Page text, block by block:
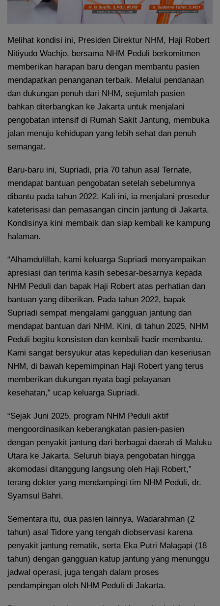
Melihat kondisi ini, Presiden Direktur NHM, Haji Robert
Nitiyudo Wachjo, bersama NHM Peduli berkomitmen
memberikan harapan baru dengan membantu pasien
mendapatkan penanganan terbaik. Melalui pendanaan
dan dukungan penuh dari NHM, sejumlah pasien
bahkan diterbangkan ke Jakarta untuk menjalani
pengobatan intensif di Rumah Sakit Jantung, membuka
jalan menuju kehidupan yang lebih sehat dan penuh
semangat.
Baru-baru ini, Supriadi, pria 70 tahun asal Ternate,
mendapat bantuan pengobatan setelah sebelumnya
dibantu pada tahun 2022. Kali ini, ia menjalani prosedur
kateterisasi dan pemasangan cincin jantung di Jakarta.
Kondisinya kini membaik dan siap kembali ke kampung
halaman.
“Alhamdulillah, kami keluarga Supriadi menyampaikan
apresiasi dan terima kasih sebesar-besarnya kepada
NHM Peduli dan bapak Haji Robert atas perhatian dan
bantuan yang diberikan. Pada tahun 2022, bapak
Supriadi sempat mengalami gangguan jantung dan
mendapat bantuan dari NHM. Kini, di tahun 2025, NHM
Peduli begitu konsisten dan kembali hadir membantu.
Kami sangat bersyukur atas kepedulian dan keseriusan
NHM, di bawah kepemimpinan Haji Robert yang terus
memberikan dukungan nyata bagi pelayanan
kesehatan,” ucap keluarga Supriadi.
“Sejak Juni 2025, program NHM Peduli aktif
mengoordinasikan keberangkatan pasien-pasien
dengan penyakit jantung dari berbagai daerah di Maluku
Utara ke Jakarta. Seluruh biaya pengobatan hingga
akomodasi ditanggung langsung oleh Haji Robert,”
terang dokter yang mendampingi tim NHM Peduli, dr.
Syamsul Bahri.
Sementara itu, dua pasien lainnya, Wadarahman (2
tahun) asal Tidore yang tengah diobservasi karena
penyakit jantung rematik, serta Eka Putri Malagapi (18
tahun) dengan gangguan katup jantung yang menunggu
jadwal operasi, juga tengah dalam proses
pendampingan oleh NHM Peduli di Jakarta.